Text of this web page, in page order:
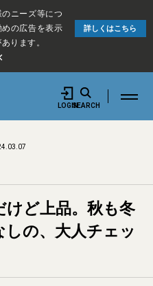
ニーズ等につ
の広告を表示
ります。
詳しくはこちら
LOGINSEARCH
けど上品。秋も冬
の、大人チェッ